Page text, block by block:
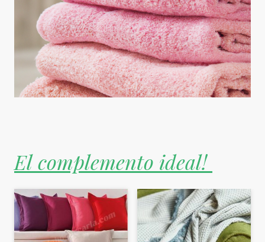
El complemento ideal!